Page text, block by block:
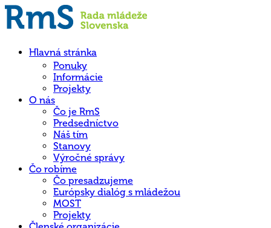
Hlavná stránka
Ponuky
Informácie
Projekty
O nás
Čo je RmS
Predsedníctvo
Náš tím
Stanovy
Výročné správy
Čo robíme
Čo presadzujeme
Európsky dialóg s mládežou
MOST
Projekty